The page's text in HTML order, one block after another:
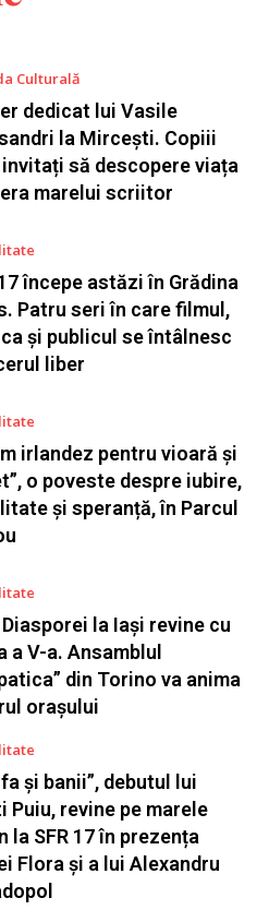
Culturală
dedicat lui Vasile
la Mircești. Copiii
să descopere viața
marelui scriitor
începe astăzi în Grădina
Patru seri în care filmul,
și publicul se întâlnesc
liber
irlandez pentru vioară și
o poveste despre iubire,
și speranță, în Parcul
la Iași revine cu
a V-a. Ansamblul
din Torino va anima
orașului
și banii”, debutul lui
Puiu, revine pe marele
la SFR 17 în prezența
Flora și a lui Alexandru